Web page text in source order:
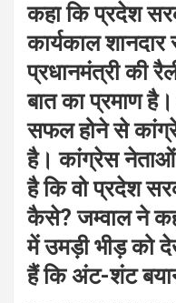
कहा कि प्रदेश
कार्यकाल
प्रधानमंत्री की
बात का प्रमाण
सफल होने से
है। कांग्रेस
है कि वो प्रदेश
कैसे? जम्वाल ने
में उमड़ी भीड़ को
हैं कि अंट-शंट